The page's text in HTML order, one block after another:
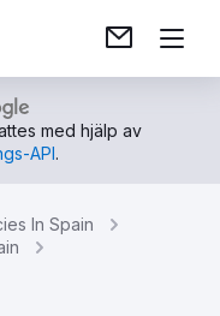
med hjälp av
API.
In Spain